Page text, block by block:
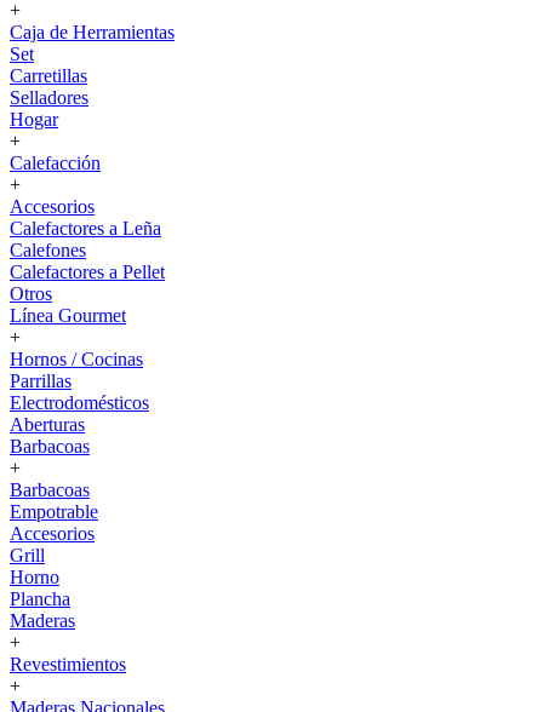
+
Caja de Herramientas
Set
Carretillas
Selladores
Hogar
+
Calefacción
+
Accesorios
Calefactores a Leña
Calefones
Calefactores a Pellet
Otros
Línea Gourmet
+
Hornos / Cocinas
Parrillas
Electrodomésticos
Aberturas
Barbacoas
+
Barbacoas
Empotrable
Accesorios
Grill
Horno
Plancha
Maderas
+
Revestimientos
+
Maderas Nacionales